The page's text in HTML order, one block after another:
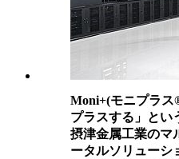
Moni+(モニプラ
プラスする」とい
摂津金属工業のマ
ータルソリューシ